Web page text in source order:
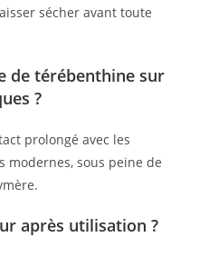
sécher avant toute
de térébenthine sur
?
prolongé avec les
modernes, sous peine de
après utilisation ?